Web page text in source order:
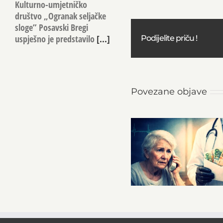
Podijelite priču !
Povezane objave
Kulturno-umjetničko
društvo „Ogranak seljačke
sloge” Posavski Bregi
uspješno je predstavilo[...]